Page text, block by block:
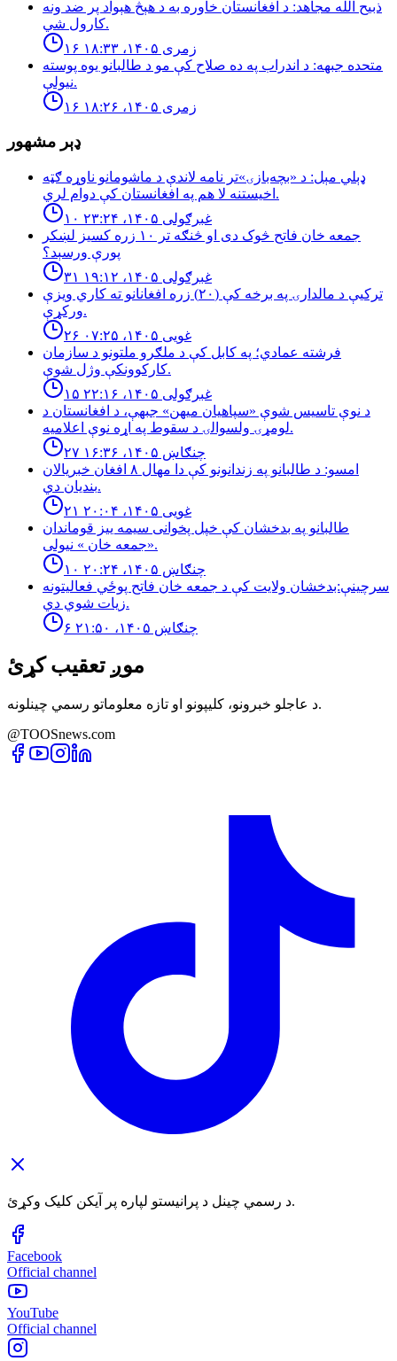
ذبيح اللّٰه مجاهد: د افغانستان خاوره به د هېڅ هېواد پر ضد ونه
كارول شي.
۱۶ زمری ۱۴۰۵، ۱۸:۳۳
متحده جبهه: د اندراب په ده صلاح كې مو د طالبانو يوه پوسته
نيولې.
۱۶ زمری ۱۴۰۵، ۱۸:۲۶
ډېر مشهور
ډېلي مېل: د «بچه‌بازۍ»تر نامه لاندې د ماشومانو ناوړه ګټه
اخیستنه لا هم په افغانستان کې دوام لري.
۱۰ غبرګولی ۱۴۰۵، ۲۳:۲۴
جمعه خان فاتح څوک دی او څنګه تر ۱۰ زره کسیز لښکر
پورې ورسېد؟
۳۱ غبرګولی ۱۴۰۵، ۱۹:۱۲
تركيې د مالدارۍ په برخه كې (٢٠) زره افغانانو ته كاري ويزې
وركړې.
۲۶ غویی ۱۴۰۵، ۰۷:۲۵
فرشته عمادي؛ په کابل کې د ملګرو ملتونو د سازمان
کارکوونکې وژل شوې.
۱۵ غبرګولی ۱۴۰۵، ۲۲:۱۶
د نوې تاسیس شوې «سپاهیان میهن» جبهې، د افغانستان د
لومړۍ ولسوالۍ د سقوط په اړه نوې اعلامیه.
۲۷ چنګاښ ۱۴۰۵، ۱۶:۳۶
امسو: د طالبانو په زندانونو كې دا مهال ٨ افغان خبريالان
بنديان دي.
۲۱ غویی ۱۴۰۵، ۲۰:۰۴
طالبانو په بدخشان كې خپل پخوانى سيمه ييز قوماندان
«جمعه خان » نيولى.
۱۰ چنګاښ ۱۴۰۵، ۲۰:۲۴
سرچینې:بدخشان ولایت کې د جمعه خان فاتح پوځي فعالیتونه
زیات شوي دي.
۶ چنګاښ ۱۴۰۵، ۲۱:۵۰
موږ تعقیب کړئ
د عاجلو خبرونو، کلیپونو او تازه معلوماتو رسمي چینلونه.
@TOOSnews.com
د رسمي چینل د پرانیستو لپاره پر آیکن کلیک وکړئ.
Facebook
Official channel
YouTube
Official channel